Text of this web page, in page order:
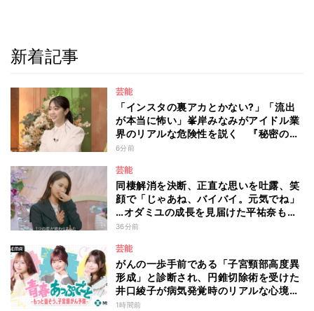
新着記事
芸能
「インスタの裏アカとかない?」「流出
が本当に怖い」峯岸みなみがアイドル業
界のリアルな危険性を説く 『秘密のマ
マ園』特別編
6分前
芸能
同棲解消を決断、正直な思いを吐露、笑
顔で「じゃあね、バイバイ。元気でね」
…オダミユの成長を見届けた平祐奈も思
わず涙 『ガールオアレディ3』
36分前
芸能
がんの一歩手前である「子宮頸部高度異
形成」と診断され、円錐切除術を受けた
井口綾子が病気発覚時のリアルな心境や
葛藤を語る ABEMAトーク番組『青春
1時間前